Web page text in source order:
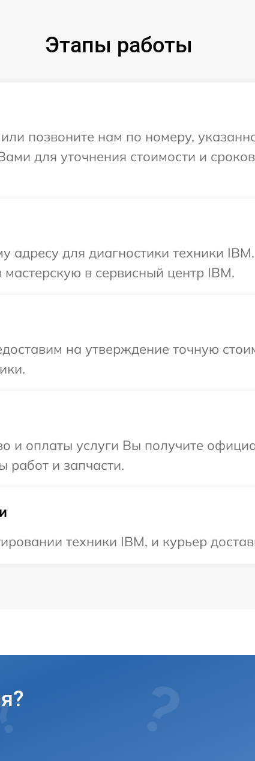
Этапы работы
позвоните нам по номеру,
для уточнения стоимости и
адресу для диагностики техники
в сервисный центр IBM.
на утверждение точную
и оплаты услуги Вы получите
работ и запчасти.
техники IBM, и курьер